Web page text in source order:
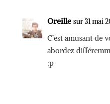
Oreille sur 31 mai
C’est amusant de
abordez
:p